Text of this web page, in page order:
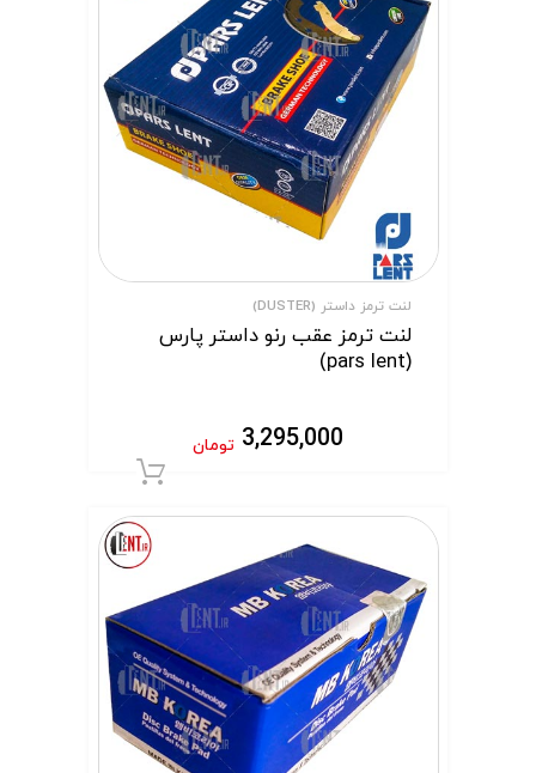
لنت ترمز داستر (DUSTER)
لنت ترمز عقب رنو داستر پارس
(pars lent)
3,295,000 تومان